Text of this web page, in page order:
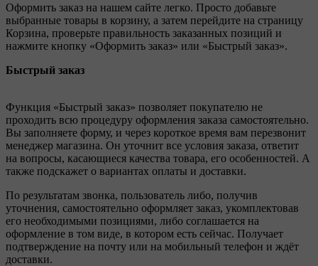
Оформить заказ на нашем сайте легко. Просто добавьте
выбранные товары в корзину, а затем перейдите на страницу
Корзина, проверьте правильность заказанных позиций и
нажмите кнопку «Оформить заказ» или «Быстрый заказ».
Быстрый заказ
Функция «Быстрый заказ» позволяет покупателю не
проходить всю процедуру оформления заказа самостоятельно.
Вы заполняете форму, и через короткое время вам перезвонит
менеджер магазина. Он уточнит все условия заказа, ответит
на вопросы, касающиеся качества товара, его особенностей. А
также подскажет о вариантах оплаты и доставки.
По результатам звонка, пользователь либо, получив
уточнения, самостоятельно оформляет заказ, укомплектовав
его необходимыми позициями, либо соглашается на
оформление в том виде, в котором есть сейчас. Получает
подтверждение на почту или на мобильный телефон и ждёт
доставки.